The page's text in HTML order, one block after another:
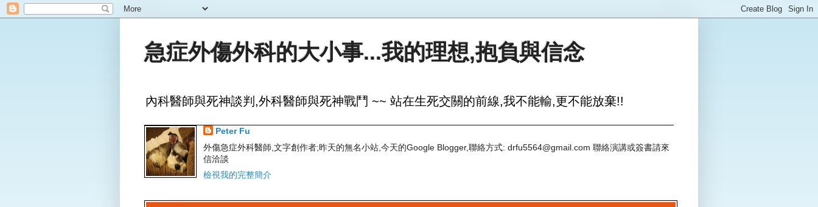
急症外傷外科的大小事...我的理想,抱負與信念
內科醫師與死神談判,外科醫師與死神戰鬥 ~~ 站在生死交關的前線,我不能輸,更不能放棄!!
Peter Fu
外傷急症外科醫師,文字創作者;昨天的無名小站,今天的Google Blogger,聯絡方式: drfu5564@gmail.com 聯絡演講或簽書請來
信洽談
檢視我的完整簡介